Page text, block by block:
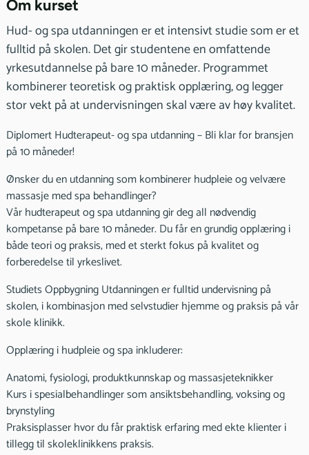
Om kurset
Hud- og spa utdanningen er et intensivt studie som er et
fulltid på skolen. Det gir studentene en omfattende
yrkesutdannelse på bare 10 måneder. Programmet
kombinerer teoretisk og praktisk opplæring, og legger
stor vekt på at undervisningen skal være av høy kvalitet.
Diplomert Hudterapeut- og spa utdanning – Bli klar for bransjen
på 10 måneder!
Ønsker du en utdanning som kombinerer hudpleie og velvære
massasje med spa behandlinger?
Vår hudterapeut og spa utdanning gir deg all nødvendig
kompetanse på bare 10 måneder. Du får en grundig opplæring i
både teori og praksis, med et sterkt fokus på kvalitet og
forberedelse til yrkeslivet.
Studiets Oppbygning Utdanningen er fulltid undervisning på
skolen, i kombinasjon med selvstudier hjemme og praksis på vår
skole klinikk.
Opplæring i hudpleie og spa inkluderer:
Anatomi, fysiologi, produktkunnskap og massasjeteknikker
Kurs i spesialbehandlinger som ansiktsbehandling, voksing og
brynstyling
Praksisplasser hvor du får praktisk erfaring med ekte klienter i
tillegg til skoleklinikkens praksis.